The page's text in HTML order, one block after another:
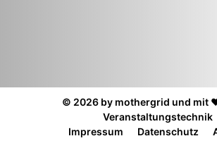
© 2026 by mothergrid und mit
Veranstaltungstechnik
Impressum
Datenschutz